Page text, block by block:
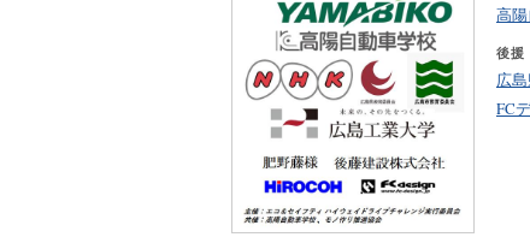
高
後援
広
FC